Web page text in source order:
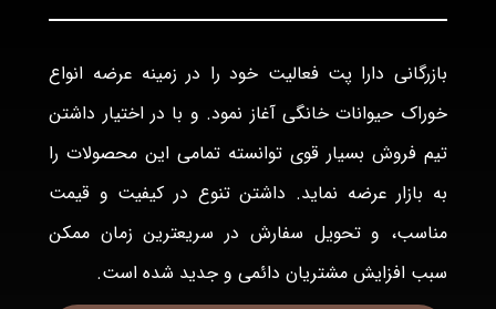
بازرگانی دارا پت فعاليت خود را در زمينه عرضه انواع
خوراک حيوانات خانگی آغاز نمود. و با در اختيار داشتن
تيم فروش بسيار قوی توانسته تمامی اين محصولات را
به بازار عرضه نمايد. داشتن تنوع در كيفيت و قيمت
مناسب، و تحويل سفارش در سريعترين زمان ممكن
سبب افزايش مشتريان دائمی و جديد شده است.